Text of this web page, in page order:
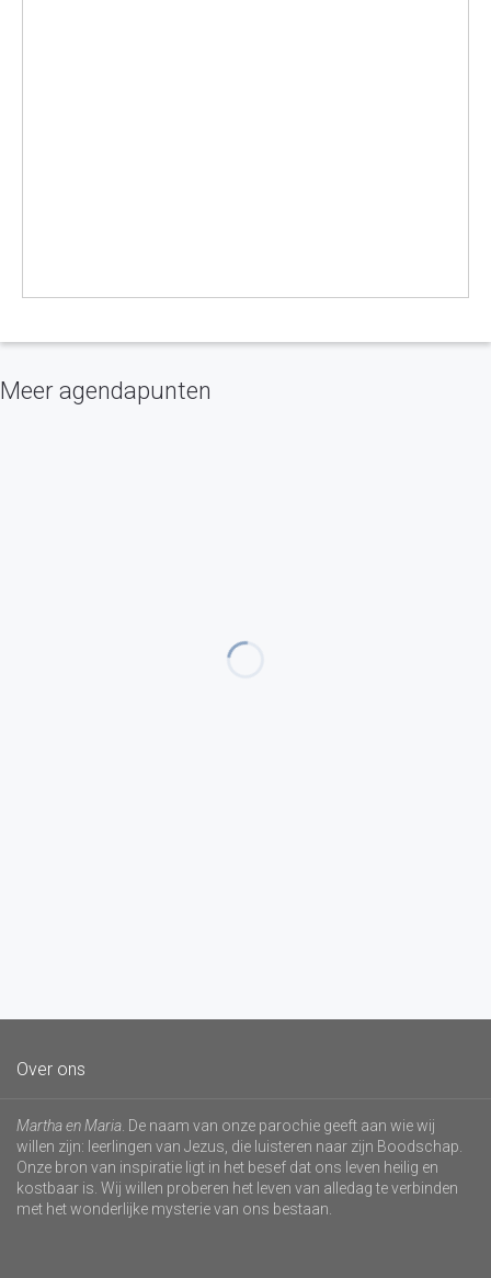
Meer agendapunten
Over ons
Martha en Maria . De naam van onze parochie geeft aan wie wij
willen zijn: leerlingen van Jezus, die luisteren naar zijn Boodschap.
Onze bron van inspiratie ligt in het besef dat ons leven heilig en
kostbaar is. Wij willen proberen het leven van alledag te verbinden
met het wonderlijke mysterie van ons bestaan.